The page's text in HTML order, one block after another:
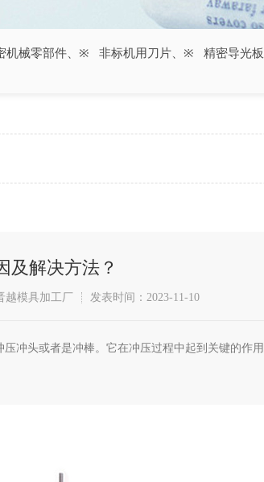
机械零部件 非标机用刀片 精密导光
及解决方法？
越模具加工厂 发表时间：2023-11-10
冲头或者是冲棒。它在冲压过程中起到关键的作